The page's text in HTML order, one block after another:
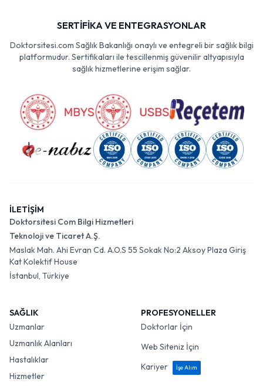
SERTİFİKA VE ENTEGRASYONLAR
Doktorsitesi.com Sağlık Bakanlığı onaylı ve entegreli bir sağlık bilgi
platformudur. Sertifikaları ile tescillenmiş güvenilir altyapısıyla
sağlık hizmetlerine erişim sağlar.
İLETİŞİM
Doktorsitesi Com Bilgi Hizmetleri
Teknoloji ve Ticaret A.Ş.
Maslak Mah. Ahi Evran Cd. A.O.S 55 Sokak No:2 Aksoy Plaza Giriş
Kat Kolektif House
İstanbul, Türkiye
SAĞLIK
Uzmanlar
Uzmanlık Alanları
Hastalıklar
Hizmetler
PROFESYONELLER
Doktorlar İçin
Web Siteniz İçin
Kariyer
İşe Alım